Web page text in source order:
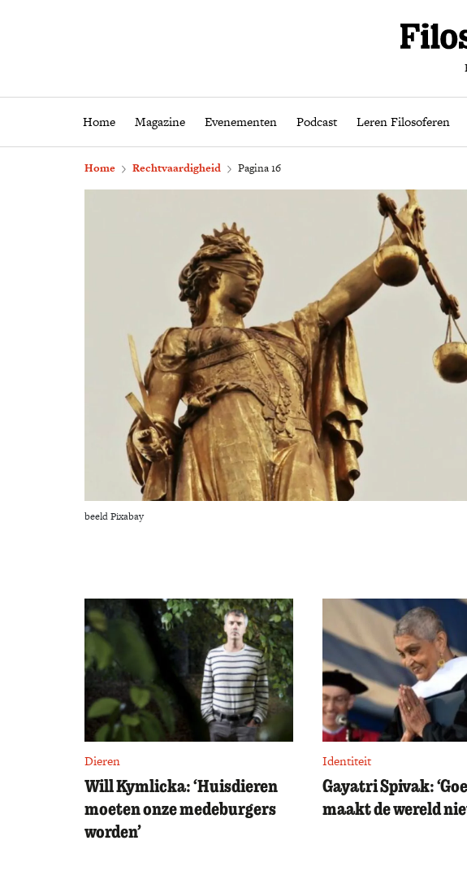
Home Magazine Evenementen Podcast Leren Filosoferen
Home Magazine Evenementen Podcast
Home Rechtvaardigheid Pagina 16
beeld Pixabay
Dieren
Will Kymlicka: ‘Huisdieren
moeten onze medeburgers
worden’
Identiteit
Gayatri Spivak:
maakt de wereld